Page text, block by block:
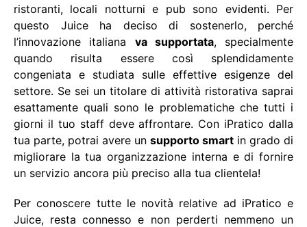
ristoranti, locali notturni e pub sono evidenti. Per
questo Juice ha deciso di sostenerlo, perché
l’innovazione italiana va supportata, specialmente
quando risulta essere così splendidamente
congeniata e studiata sulle effettive esigenze del
settore. Se sei un titolare di attività ristorativa saprai
esattamente quali sono le problematiche che tutti i
giorni il tuo staff deve affrontare. Con iPratico dalla
tua parte, potrai avere un supporto smart in grado di
migliorare la tua organizzazione interna e di fornire
un servizio ancora più preciso alla tua clientela!
Per conoscere tutte le novità relative ad iPratico e
Juice, resta connesso e non perderti nemmeno un